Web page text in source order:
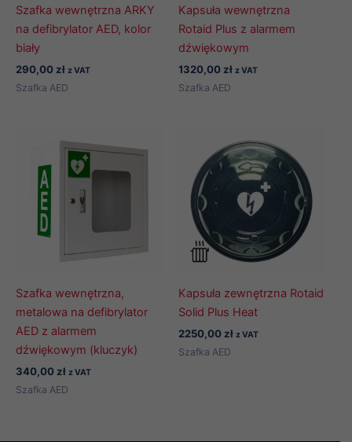
Szafka wewnętrzna ARKY
na defibrylator AED, kolor
biały
290,00 zł z VAT
Szafka AED
Kapsuła wewnętrzna
Rotaid Plus z alarmem
dźwiękowym
1320,00 zł z VAT
Szafka AED
Szafka wewnętrzna,
metalowa na defibrylator
AED z alarmem
dźwiękowym (kluczyk)
340,00 zł z VAT
Szafka AED
Kapsuła zewnętrzna Rotaid
Solid Plus Heat
2250,00 zł z VAT
Szafka AED